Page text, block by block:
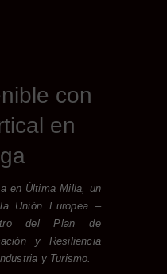
con
en
en Última Milla, un
Unión Europea –
delPlan de
y Resiliencia
y Turismo.